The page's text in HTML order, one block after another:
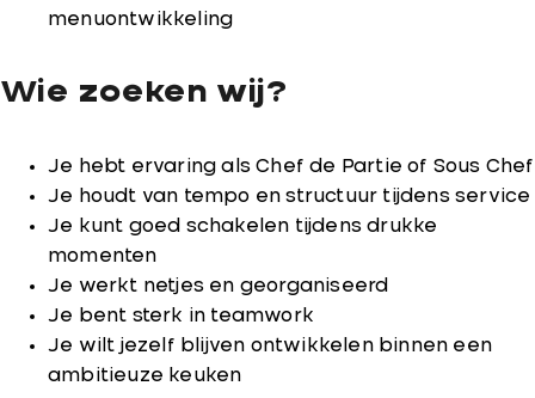
menuontwikkeling
Wie zoeken wij?
Je hebt ervaring als Chef de Partie of Sous Chef
Je houdt van tempo en structuur tijdens service
Je kunt goed schakelen tijdens drukke
momenten
Je werkt netjes en georganiseerd
Je bent sterk in teamwork
Je wilt jezelf blijven ontwikkelen binnen een
ambitieuze keuken